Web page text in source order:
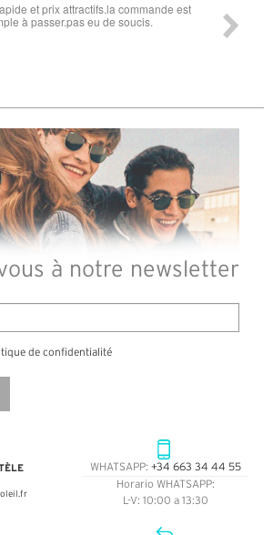
merci pour les lunettes pour l'éclipse
à notre newsletter
de confidentialité
WHATSAPP: +34 663 34 44 55
Horario WHATSAPP:
L-V: 10:00 a 13:30